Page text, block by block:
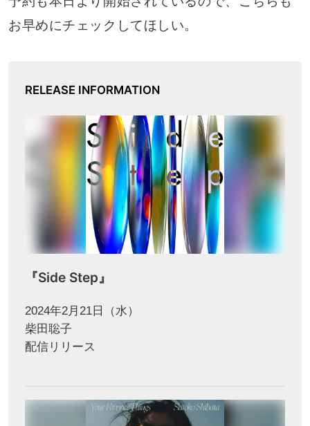
お早めにチェックしてほしい。
RELEASE INFORMATION
『Side Step』
2024年2月21日（水）
柴田聡子
配信リリース